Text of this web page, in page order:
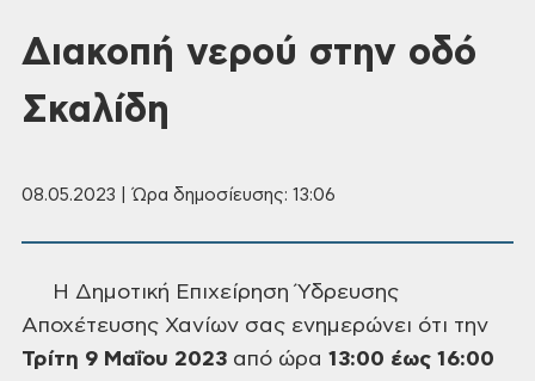
Διακοπή νερού στην οδό
Σκαλίδη
08.05.2023 | Ώρα δημοσίευσης: 13:06
Η Δημοτική Επιχείρηση Ύδρευσης
Αποχέτευσης Χανίων σας ενημερώνει ότι την
Τρίτη 9 Μαΐου 2023 από ώρα 13:00 έως 16:00